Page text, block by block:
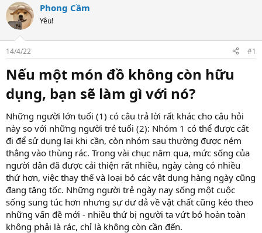
s
t
a
r
t
e
r
i
Phong Cầm
Yêu!
14/4/22 #1
Nếu một món đồ không còn hữu
dụng, bạn sẽ làm gì với nó?​
Những người lớn tuổi (1) có câu trả lời rất khác cho câu hỏi
này so với những người trẻ tuổi (2): Nhóm 1 có thể được cất
đi để sử dụng lại khi cần, còn nhóm sau thường được ném
thẳng vào thùng rác. Trong vài chục năm qua, mức sống của
người dân đã được cải thiện rất nhiều, ngày càng có nhiều
thứ hơn, việc thay thế và loại bỏ các vật dụng hàng ngày cũng
đang tăng tốc. Những người trẻ ngày nay sống một cuộc
sống sung túc hơn nhưng sự dư dả về vật chất cũng kéo theo
những vấn đề mới - nhiều thứ bị người ta vứt bỏ hoàn toàn
không phải là rác, chỉ là không còn cần đến.